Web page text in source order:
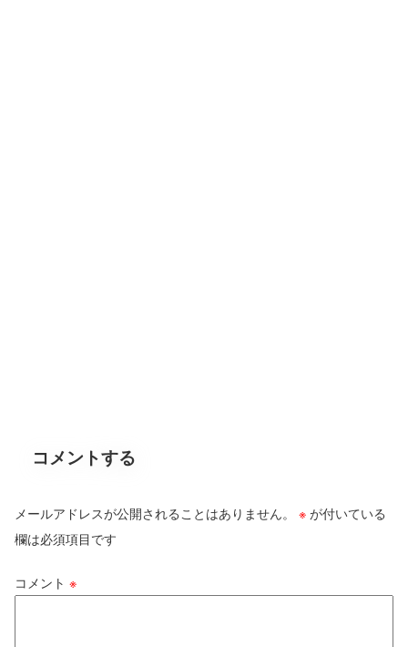
コメントする
メールアドレスが公開されることはありません。 ※が付いている
欄は必須項目です
コメント ※